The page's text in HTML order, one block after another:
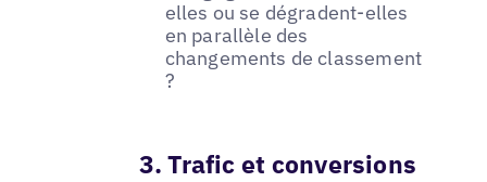
elles ou se dégradent-elles
en parallèle des
changements de classement
?
3. Trafic et conversions